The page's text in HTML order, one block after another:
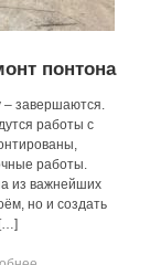
понтона
– завершаются.
работы с
работы.
из важнейших
но и создать